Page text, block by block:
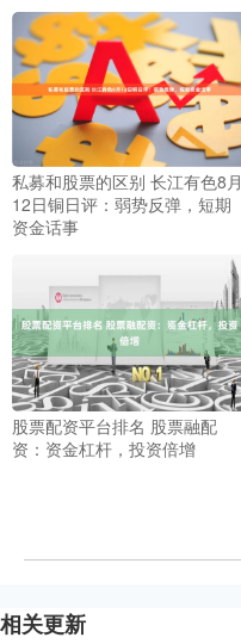
私募和股票的区别 长江有色8月
12日铜日评：弱势反弹，短期
资金话事
股票配资平台排名 股票融配
资：资金杠杆，投资倍增
相关更新